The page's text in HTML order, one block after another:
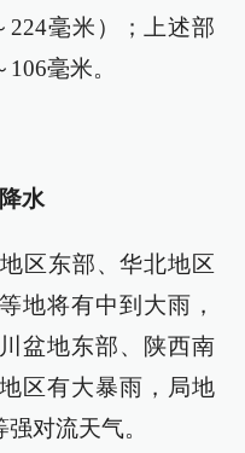
224毫米）；上述部
毫米。
水
区东部、华北地区
地将有中到大雨，
盆地东部、陕西南
区有大暴雨，局地
对流天气。